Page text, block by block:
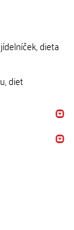
dieta
diet